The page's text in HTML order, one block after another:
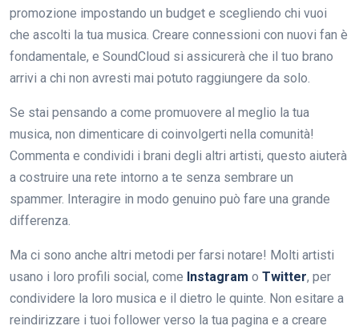
promozione impostando un budget e scegliendo chi vuoi
che ascolti la tua musica. Creare connessioni con nuovi fan è
fondamentale, e SoundCloud si assicurerà che il tuo brano
arrivi a chi non avresti mai potuto raggiungere da solo.
Se stai pensando a come promuovere al meglio la tua
musica, non dimenticare di coinvolgerti nella comunità!
Commenta e condividi i brani degli altri artisti, questo aiuterà
a costruire una rete intorno a te senza sembrare un
spammer. Interagire in modo genuino può fare una grande
differenza.
Ma ci sono anche altri metodi per farsi notare! Molti artisti
usano i loro profili social, come Instagram o Twitter, per
condividere la loro musica e il dietro le quinte. Non esitare a
reindirizzare i tuoi follower verso la tua pagina e a creare